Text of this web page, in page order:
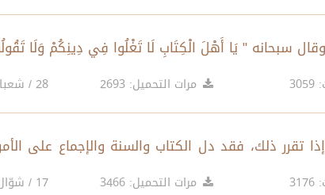
مرات التحميل: 2693 28 / شعبان / 1423
إذا تقرر ذلك، فقد دل الكتاب والسنة والإجماع على
مرات التحميل: 3466 17 / شوّال / 1423